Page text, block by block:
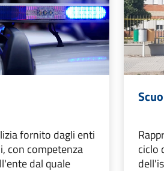
fornito dagli enti
con competenza
dal quale
ciclo